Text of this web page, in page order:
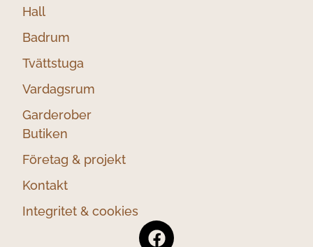
Hall
Badrum
Tvättstuga
Vardagsrum
Garderober
Butiken
Företag & projekt
Kontakt
Integritet & cookies